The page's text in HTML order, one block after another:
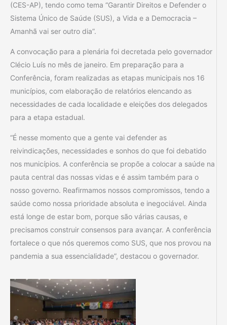
(CES-AP), tendo como tema “Garantir Direitos e Defender o
Sistema Único de Saúde (SUS), a Vida e a Democracia –
Amanhã vai ser outro dia”.
A convocação para a plenária foi decretada pelo governador
Clécio Luís no mês de janeiro. Em preparação para a
Conferência, foram realizadas as etapas municipais nos 16
municípios, com elaboração de relatórios elencando as
necessidades de cada localidade e eleições dos delegados
para a etapa estadual.
“É nesse momento que a gente vai defender as
reivindicações, necessidades e sonhos do que foi debatido
nos municípios. A conferência se propõe a colocar a saúde na
pauta central das nossas vidas e é assim também para o
nosso governo. Reafirmamos nossos compromissos, tendo a
saúde como nossa prioridade absoluta e inegociável. Ainda
está longe de estar bom, porque são várias causas, e
precisamos construir consensos para avançar. A conferência
fortalece o que nós queremos como SUS, que nos provou na
pandemia a sua essencialidade”, destacou o governador.